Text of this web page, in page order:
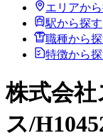
エリアか
駅から探す
職種から
特徴から
株式会
ス/